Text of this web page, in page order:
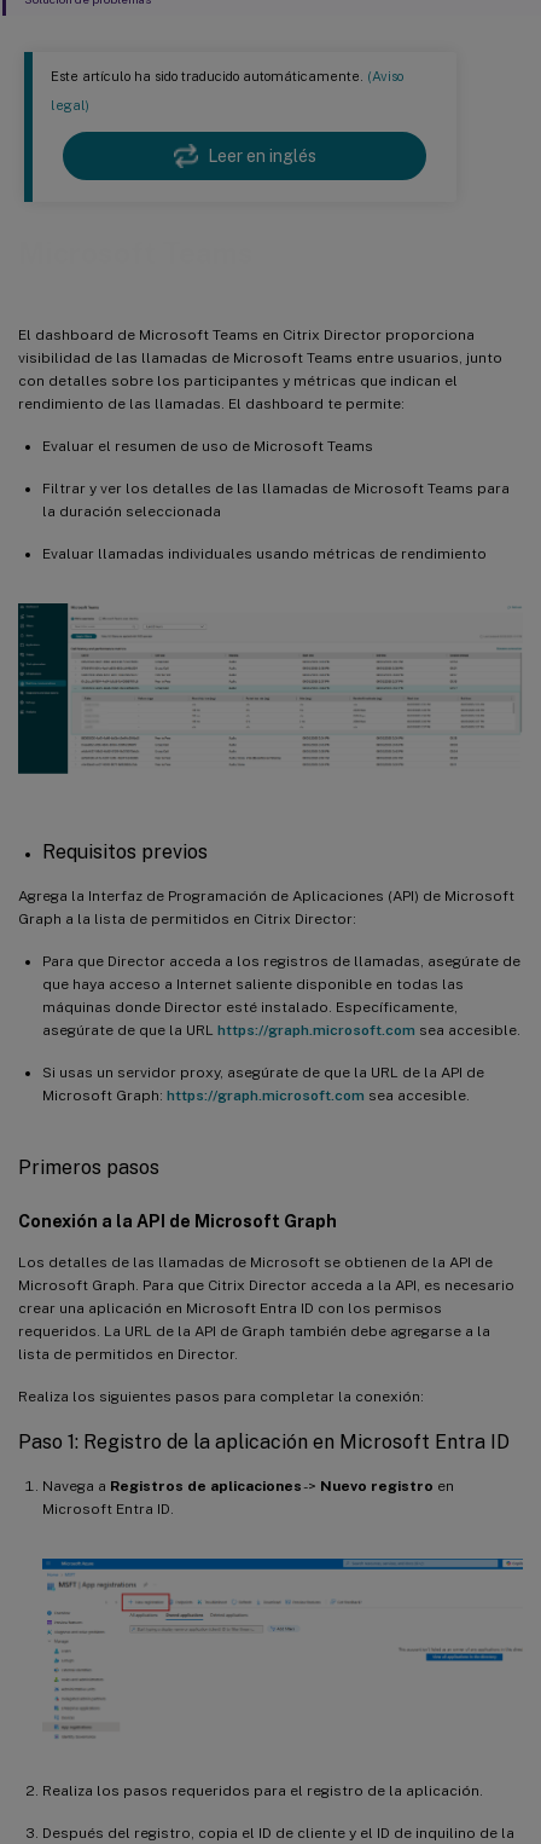
Este artículo ha sido traducido automáticamente. (Aviso
legal)
Leer en inglés
El dashboard de Microsoft Teams en Citrix Director proporciona
visibilidad de las llamadas de Microsoft Teams entre usuarios, junto
con detalles sobre los participantes y métricas que indican el
rendimiento de las llamadas. El dashboard te permite:
Evaluar el resumen de uso de Microsoft Teams
Filtrar y ver los detalles de las llamadas de Microsoft Teams para
la duración seleccionada
Evaluar llamadas individuales usando métricas de rendimiento
Requisitos previos
Agrega la Interfaz de Programación de Aplicaciones (API) de Microsoft
Graph a la lista de permitidos en Citrix Director:
Para que Director acceda a los registros de llamadas, asegúrate de
que haya acceso a Internet saliente disponible en todas las
máquinas donde Director esté instalado. Específicamente,
asegúrate de que la URL https://graph.microsoft.com sea accesible.
Si usas un servidor proxy, asegúrate de que la URL de la API de
Microsoft Graph: https://graph.microsoft.com sea accesible.
Primeros pasos
Conexión a la API de Microsoft Graph
Los detalles de las llamadas de Microsoft se obtienen de la API de
Microsoft Graph. Para que Citrix Director acceda a la API, es necesario
crear una aplicación en Microsoft Entra ID con los permisos
requeridos. La URL de la API de Graph también debe agregarse a la
lista de permitidos en Director.
Realiza los siguientes pasos para completar la conexión:
Paso 1: Registro de la aplicación en Microsoft Entra ID
Navega a Registros de aplicaciones-> Nuevo registro en
Microsoft Entra ID.
Realiza los pasos requeridos para el registro de la aplicación.
Después del registro, copia el ID de cliente y el ID de inquilino de la